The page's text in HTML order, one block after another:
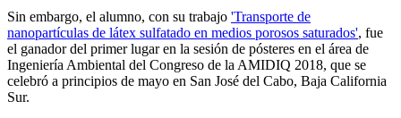
Sin embargo, el alumno, con su trabajo 'Transporte de
nanopartículas de látex sulfatado en medios porosos saturados', fue
el ganador del primer lugar en la sesión de pósteres en el área de
Ingeniería Ambiental del Congreso de la AMIDIQ 2018, que se
celebró a principios de mayo en San José del Cabo, Baja California
Sur.